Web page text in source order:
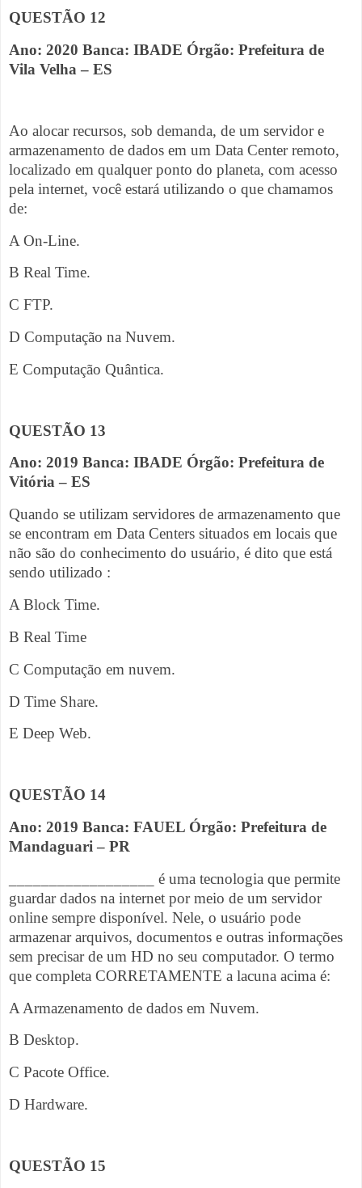
QUESTÃO 12
Ano: 2020 Banca: IBADE Órgão: Prefeitura de
Vila Velha – ES
Ao alocar recursos, sob demanda, de um servidor e
armazenamento de dados em um Data Center remoto,
localizado em qualquer ponto do planeta, com acesso
pela internet, você estará utilizando o que chamamos
de:
A On-Line.
B Real Time.
C FTP.
D Computação na Nuvem.
E Computação Quântica.
QUESTÃO 13
Ano: 2019 Banca: IBADE Órgão: Prefeitura de
Vitória – ES
Quando se utilizam servidores de armazenamento que
se encontram em Data Centers situados em locais que
não são do conhecimento do usuário, é dito que está
sendo utilizado :
A Block Time.
B Real Time
C Computação em nuvem.
D Time Share.
E Deep Web.
QUESTÃO 14
Ano: 2019 Banca: FAUEL Órgão: Prefeitura de
Mandaguari – PR
__________________ é uma tecnologia que permite
guardar dados na internet por meio de um servidor
online sempre disponível. Nele, o usuário pode
armazenar arquivos, documentos e outras informações
sem precisar de um HD no seu computador. O termo
que completa CORRETAMENTE a lacuna acima é:
A Armazenamento de dados em Nuvem.
B Desktop.
C Pacote Office.
D Hardware.
QUESTÃO 15